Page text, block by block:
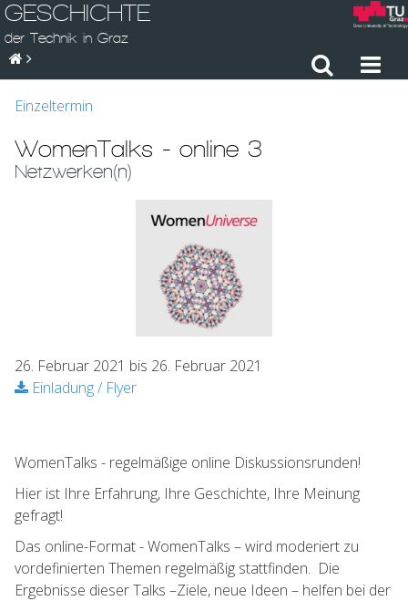
GESCHICHTE
der Technik in Graz
Einzeltermin
WomenTalks - online 3
Netzwerken(n)
26. Februar 2021 bis 26. Februar 2021
Einladung / Flyer
WomenTalks - regelmäßige online Diskussionsrunden!
Hier ist Ihre Erfahrung, Ihre Geschichte, Ihre Meinung
gefragt!
Das online-Format - WomenTalks – wird moderiert zu
vordefinierten Themen regelmäßig stattfinden. Die
Ergebnisse dieser Talks –Ziele, neue Ideen – helfen bei der